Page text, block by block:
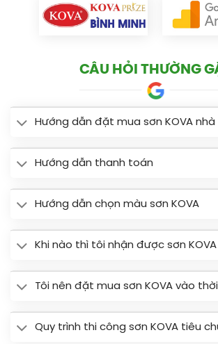
CÂU HỎI THƯỜNG
Hướng dẫn đặt mua sơn KOVA nhà
Hướng dẫn thanh toán
Hướng dẫn chọn màu sơn KOVA
Khi nào thì tôi nhận được sơn
Tôi nên đặt mua sơn KOVA vào
Quy trình thi công sơn KOVA tiêu